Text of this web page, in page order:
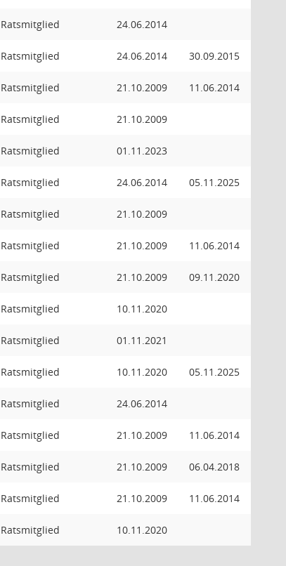
Ratsmitglied 24.06.2014
Ratsmitglied 24.06.2014 30.09.2015
Ratsmitglied 21.10.2009 11.06.2014
Ratsmitglied 21.10.2009
Ratsmitglied 01.11.2023
Ratsmitglied 24.06.2014 05.11.2025
Ratsmitglied 21.10.2009
Ratsmitglied 21.10.2009 11.06.2014
Ratsmitglied 21.10.2009 09.11.2020
Ratsmitglied 10.11.2020
Ratsmitglied 01.11.2021
Ratsmitglied 10.11.2020 05.11.2025
Ratsmitglied 24.06.2014
Ratsmitglied 21.10.2009 11.06.2014
Ratsmitglied 21.10.2009 06.04.2018
Ratsmitglied 21.10.2009 11.06.2014
Ratsmitglied 10.11.2020